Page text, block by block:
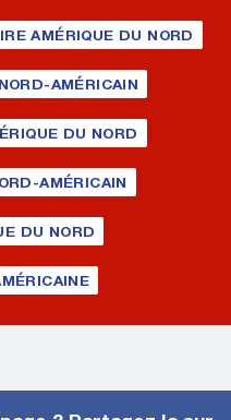
AMÉRIQUE DU NORD
AMÉRICAIN
DU NORD
AMÉRICAIN
DU NORD